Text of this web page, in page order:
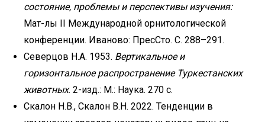
состояние, проблемы и перспективы изучения:
Мат-лы II Международной орнитологической
конференции. Иваново: ПресСто. С. 288–291.
Северцов Н.А. 1953. Вертикальное и
горизонтальное распространение Туркестанских
животных. 2-изд.: М.: Наука. 270 с.
Скалон Н.В., Скалон В.Н. 2022. Тенденции в